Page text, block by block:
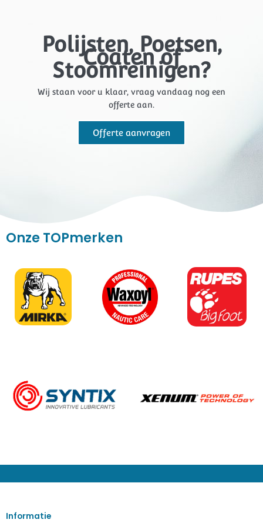
Polijsten, Poetsen,
Coaten of
Stoomreinigen?
Wij staan voor u klaar, vraag vandaag nog een
offerte aan.
Offerte aanvragen
Onze TOPmerken
Informatie